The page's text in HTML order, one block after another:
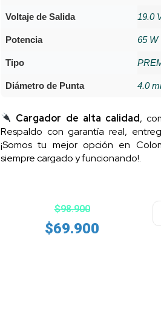
Voltaje de Salida 19.0
Potencia 65 W
Tipo
Diámetro de Punta 4.0
Cargador de alta calidad,
Respaldo con garantía real,
¡Somos tu mejor opción en
siempre cargado y funcionando!.
$98.900
$69.900